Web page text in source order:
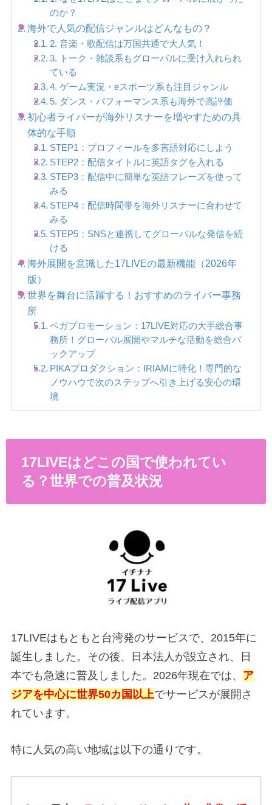
のか？
海外で人気の配信ジャンルはどんなもの？
2. 音楽・歌配信は万国共通で大人気！
3. トーク・雑談系もグローバルに受け入れられ
ている
4. ゲーム実況・eスポーツ系も注目ジャンル
5. ダンス・パフォーマンス系も海外で高評価
初心者ライバーが海外リスナーを増やすための具
体的な手順
STEP1：プロフィールを多言語対応にしよう
STEP2：配信タイトルに英語タグを入れる
STEP3：配信中に簡単な英語フレーズを使って
みる
STEP4：配信時間帯を海外リスナーに合わせて
みる
STEP5：SNSと連携してグローバルな発信を続
ける
海外展開を意識した17LIVEの最新機能（2026年
版）
世界を舞台に活躍する！おすすめのライバー事務
所
ベガプロモーション：17LIVE対応の大手総合事
務所！グローバル展開やマルチな活動を総合バ
ックアップ
PIKAプロダクション：IRIAMに特化！専門的な
ノウハウで次のステップへ引き上げる安心の環
境
17LIVEはどこの国で使われてい
る？世界での普及状況
17LIVEはもともと台湾発のサービスで、2015年に
誕生しました。その後、日本法人が設立され、日
本でも急速に普及しました。2026年現在では、 ア
ジアを中心に世界50カ国以上でサービスが展開さ
れています。
特に人気の高い地域は以下の通りです。